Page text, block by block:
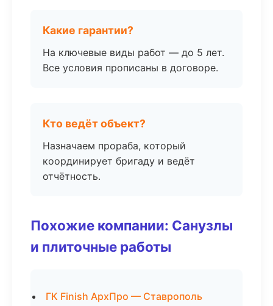
Какие гарантии?
На ключевые виды работ — до 5 лет.
Все условия прописаны в договоре.
Кто ведёт объект?
Назначаем прораба, который
координирует бригаду и ведёт
отчётность.
Похожие компании: Санузлы
и плиточные работы
ГК Finish АрхПро — Ставрополь